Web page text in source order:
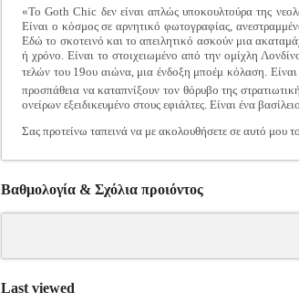
«Το Goth Chic δεν είναι απλώς υποκουλτούρα της
Είναι ο κόσμος σε αρνητικό φωτογραφίας,
Εδώ το σκοτεινό και το απειλητικό ασκούν μια
ή χρόνο. Είναι το στοιχειωμένο από την ομίχλη
τελών του 19ου αιώνα, μια ένδοξη μποέμ κόλαση. Είναι
προσπάθεια να καταπνίξουν τον θόρυβο της
ονείρων εξειδικευμένο στους εφιάλτες. Είναι ένα
Σας προτείνω ταπεινά να με ακολουθήσετε σε αυτό μου
Βαθμολογία & Σχόλια προιόντος
Last viewed